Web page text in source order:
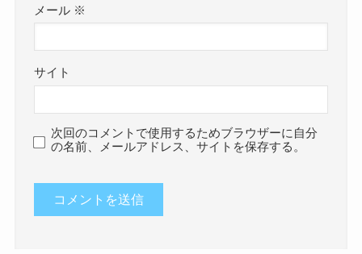
メール ※
サイト
次回のコメントで使用するためブラウザーに自分
の名前、メールアドレス、サイトを保存する。